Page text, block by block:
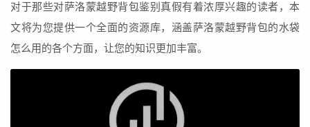
对于那些对萨洛蒙越野背包鉴别真假有着浓厚兴趣的读者，本
文将为您提供一个全面的资源库，涵盖萨洛蒙越野背包的水袋
怎么用的各个方面，让您的知识更加丰富。